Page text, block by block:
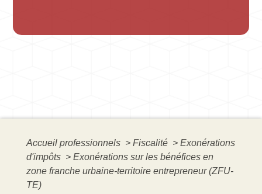
Accueil professionnels > Fiscalité > Exonérations
d'impôts > Exonérations sur les bénéfices en
zone franche urbaine-territoire entrepreneur (ZFU-
TE)